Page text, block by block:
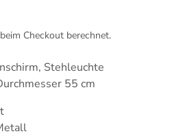
Checkout berechnet.
Stehleuchte
55 cm